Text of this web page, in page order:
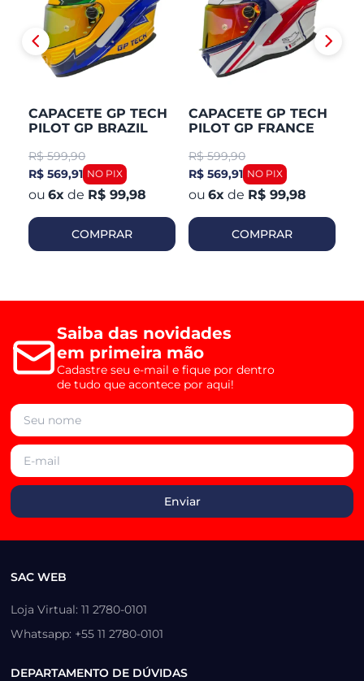
CAPACETE GP TECH
PILOT GP BRAZIL
R$ 599,90
R$ 569,91
6x de R$ 99,98
COMPRAR
CAPACETE GP TECH
PILOT GP FRANCE
R$ 599,90
R$ 569,91
6x de R$ 99,98
COMPRAR
Saiba das novidades
em primeira mão
Cadastre seu e-mail e fique por dentro
de tudo que acontece por aqui!
SAC WEB
Loja Virtual: 11 2780-0101
Whatsapp: +55 11 2780-0101
DEPARTAMENTO DE DÚVIDAS